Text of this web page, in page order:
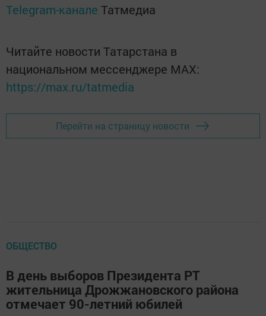
Telegram-канале Татмедиа
Читайте новости Татарстана в
национальном мессенджере MАХ:
https://max.ru/tatmedia
Перейти на страницу новости
ОБЩЕСТВО
В день выборов Президента РТ
жительница Дрожжановского района
отмечает 90-летний юбилей